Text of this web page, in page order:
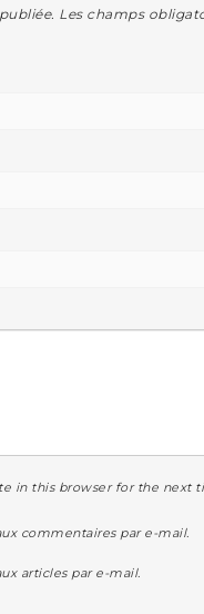
Les champs
in this browser for the next
commentaires par e-mail.
articles par e-mail.